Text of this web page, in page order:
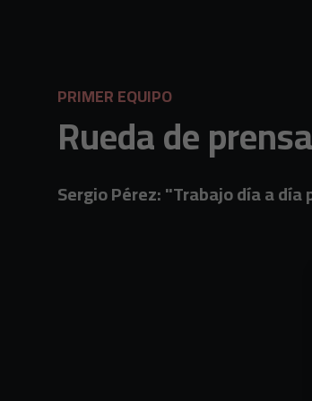
PRIMER EQUIPO
Rueda de
Sergio Pérez: "Trabajo día a